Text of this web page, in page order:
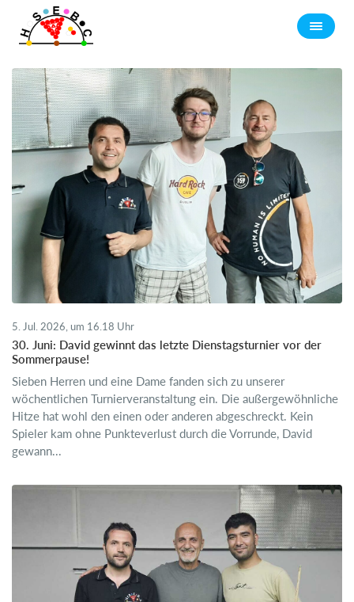
5. Jul. 2026, um 16.18 Uhr
30. Juni: David gewinnt das letzte Dienstagsturnier vor der
Sommerpause!
Sieben Herren und eine Dame fanden sich zu unserer
wöchentlichen Turnierveranstaltung ein. Die außergewöhnliche
Hitze hat wohl den einen oder anderen abgeschreckt. Kein
Spieler kam ohne Punkteverlust durch die Vorrunde, David
gewann...